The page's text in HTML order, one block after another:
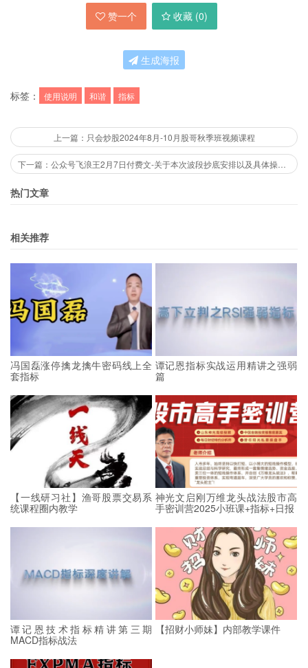
赞一个 收藏 (0)
生成海报
标签： 使用说明 和谐 指标
上一篇：只会炒股2024年8月-10月股哥秋季班视频课程
下一篇：公众号飞浪王2月7日付费文-关于本次波段抄底安排以及具体操作策略.pdf
热门文章
相关推荐
冯国磊涨停擒龙擒牛密码线上全
套指标
谭记恩指标实战运用精讲之强弱
篇
【一线研习社】渔哥股票交易系
统课程圈内教学
神光文启刚万维龙头战法股市高
手密训营2025小班课+指标+日报
谭记恩技术指标精讲第三期
MACD指标战法
【招财小师妹】内部教学课件